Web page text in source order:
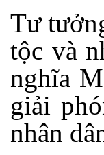
Tư
tộc và
nghĩa
giải
nhân